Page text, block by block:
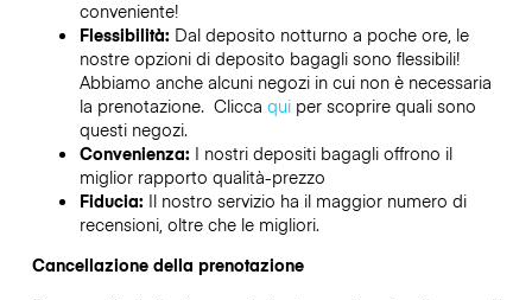
conveniente!
Flessibilità: Dal deposito notturno a poche ore, le
nostre opzioni di deposito bagagli sono flessibili!
Abbiamo anche alcuni negozi in cui non è necessaria
la prenotazione. Clicca quiper scoprire quali sono
questi negozi.
Convenienza: I nostri depositi bagagli offrono il
miglior rapporto qualità-prezzo
Fiducia: Il nostro servizio ha il maggior numero di
recensioni, oltre che le migliori.
Cancellazione della prenotazione